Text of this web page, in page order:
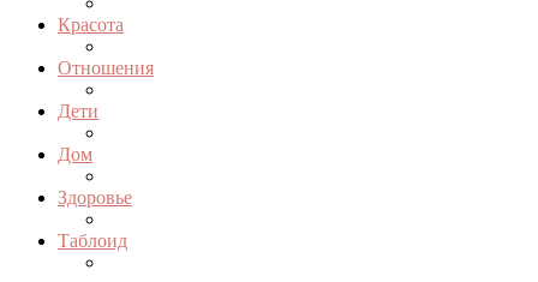
Красота
Отношения
Дети
Дом
Здоровье
Таблоид